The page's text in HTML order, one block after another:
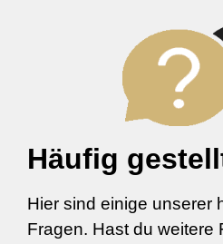
Häufig
Hier sind einige unserer
Fragen. Hast du weitere